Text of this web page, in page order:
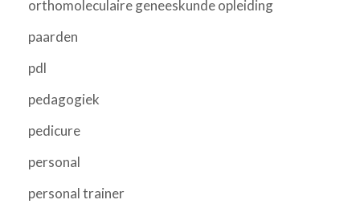
orthomoleculaire geneeskunde opleiding
paarden
pdl
pedagogiek
pedicure
personal
personal trainer